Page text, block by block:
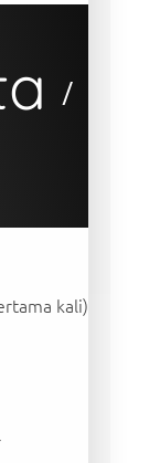
/
kali)